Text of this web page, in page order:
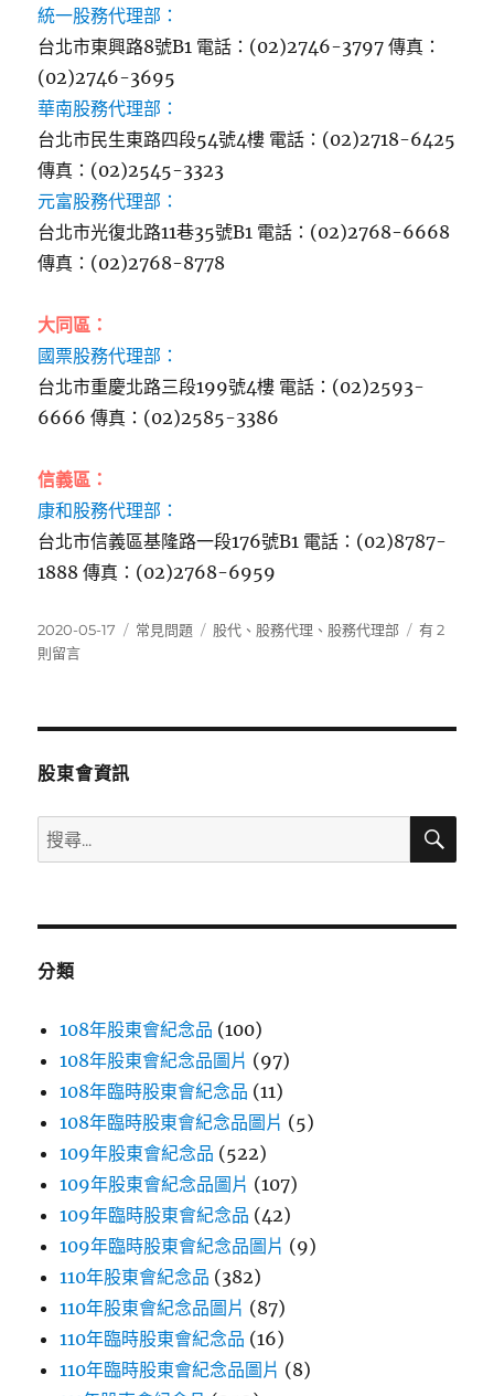
統一股務代理部：
台北市東興路8號B1 電話：(02)2746-3797 傳真：
(02)2746-3695
華南股務代理部：
台北市民生東路四段54號4樓 電話：(02)2718-6425
傳真：(02)2545-3323
元富股務代理部：
台北市光復北路11巷35號B1 電話：(02)2768-6668
傳真：(02)2768-8778
大同區：
國票股務代理部：
台北市重慶北路三段199號4樓 電話：(02)2593-
6666 傳真：(02)2585-3386
信義區：
康和股務代理部：
台北市信義區基隆路一段176號B1 電話：(02)8787-
1888 傳真：(02)2768-6959
發
佈
2020-05-17
分
常見問題
標
股代 、 股務代理 、 股務代理部
在
為
何〉
中
有 2
則留言
股東會資訊
搜
尋
鍵
搜
分類
108年股東會紀念品 (100)
108年股東會紀念品圖片 (97)
108年臨時股東會紀念品 (11)
108年臨時股東會紀念品圖片 (5)
109年股東會紀念品 (522)
109年股東會紀念品圖片 (107)
109年臨時股東會紀念品 (42)
109年臨時股東會紀念品圖片 (9)
110年股東會紀念品 (382)
110年股東會紀念品圖片 (87)
110年臨時股東會紀念品 (16)
110年臨時股東會紀念品圖片 (8)